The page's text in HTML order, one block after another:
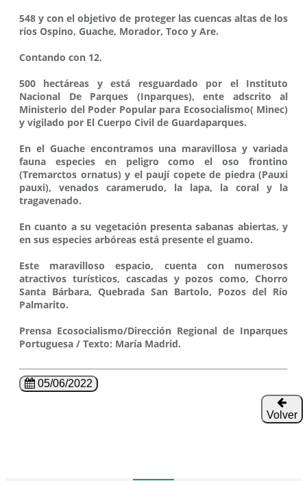
548 y con el objetivo de proteger las cuencas altas de los
ríos Ospino, Guache, Morador, Toco y Are.
Contando con 12.
500 hectáreas y está resguardado por el Instituto
Nacional De Parques (Inparques), ente adscrito al
Ministerio del Poder Popular para Ecosocialismo( Minec)
y vigilado por El Cuerpo Civil de Guardaparques.
En el Guache encontramos una maravillosa y variada
fauna especies en peligro como el oso frontino
(Tremarctos ornatus) y el paují copete de piedra (Pauxi
pauxi), venados caramerudo, la lapa, la coral y la
tragavenado.
En cuanto a su vegetación presenta sabanas abiertas, y
en sus especies arbóreas está presente el guamo.
Este maravilloso espacio, cuenta con numerosos
atractivos turísticos, cascadas y pozos como, Chorro
Santa Bárbara, Quebrada San Bartolo, Pozos del Río
Palmarito.
Prensa Ecosocialismo/Dirección Regional de Inparques
Portuguesa / Texto: María Madrid.
05/06/2022
Volver